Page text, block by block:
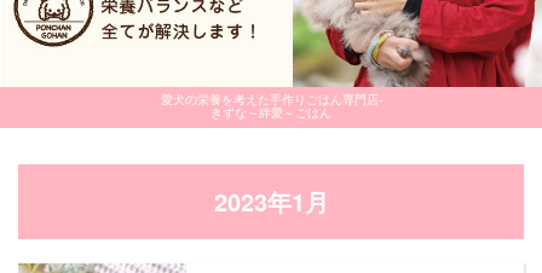
愛犬の栄養を考えた手作りごはん専門店-
きずな～絆愛～ごはん
2023年1月